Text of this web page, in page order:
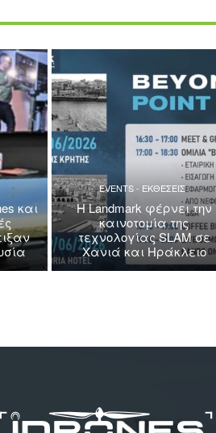
και
EVENTS - ΕΚΘΕΣΕΙΣ
Η Landmark φέρνει την
καινοτομία της
τεχνολογίας SLAM σε
Χανιά και Ηράκλειο